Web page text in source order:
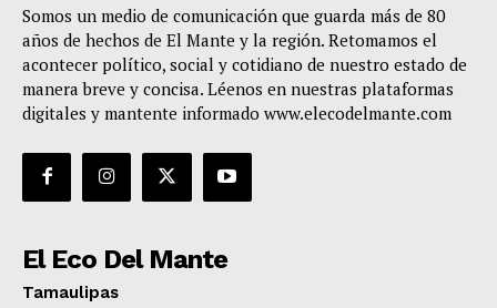
Somos un medio de comunicación que guarda más de 80
años de hechos de El Mante y la región. Retomamos el
acontecer político, social y cotidiano de nuestro estado de
manera breve y concisa. Léenos en nuestras plataformas
digitales y mantente informado www.elecodelmante.com
El Eco Del Mante
Tamaulipas